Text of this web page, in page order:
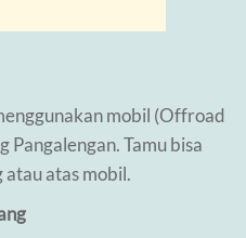
mobil (Offroad
Tamu bisa
atas mobil.